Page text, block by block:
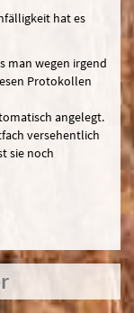
hat es
man wegen irgend
Protokollen
angelegt.
versehentlich
sie noch